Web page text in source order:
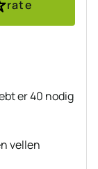
rate
er 40 nodig
vellen